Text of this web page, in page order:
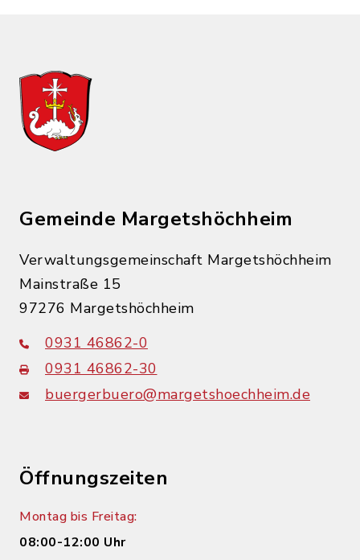
Gemeinde Margetshöchheim
Verwaltungsgemeinschaft Margetshöchheim
Mainstraße 15
97276 Margetshöchheim
0931 46862-0
0931 46862-30
buergerbuero@margetshoechheim.de
Öffnungszeiten
Montag bis Freitag:
08:00-12:00 Uhr